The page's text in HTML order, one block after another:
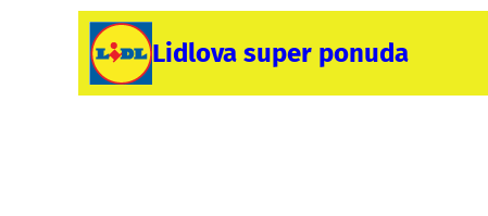
Lidlova super ponuda